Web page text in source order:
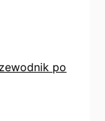
po